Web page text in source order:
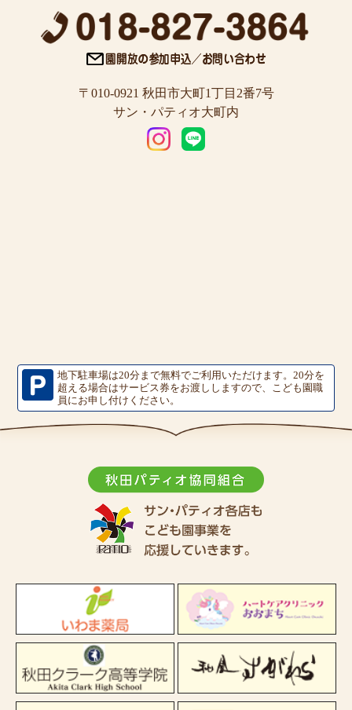
〒010-0921 秋田市大町1丁目2番7号
サン・パティオ大町内
地下駐車場は20分まで無料でご利用いただけます。20分を
超える場合はサービス券をお渡ししますので、こども園職
員にお申し付けください。